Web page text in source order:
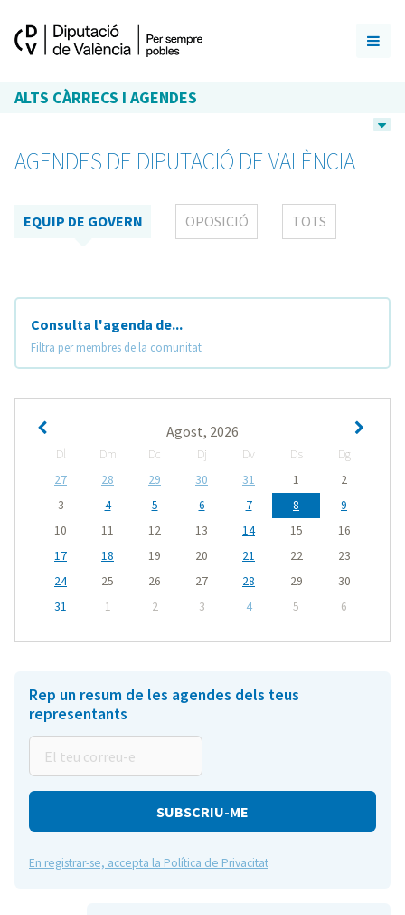
ALTS CÀRRECS I AGENDES
AGENDES DE DIPUTACIÓ DE VALÈNCIA
EQUIP DE GOVERN OPOSICIÓ TOTS
Consulta l'agenda de...
Filtra per membres de la comunitat
Agost, 2026
Dl Dm Dc Dj Dv Ds
Dg
27
28 29 30 31 1
2
3
4 5 6 7 8
9
10
11 12 13 14 15
16
17
18 19 20 21 22
23
24
25 26 27 28 29
30
31
1 2 3 4 5 6
Rep un resum de les agendes dels teus
representants
teu
correu-
En registrar-se, accepta la Política de Privacitat